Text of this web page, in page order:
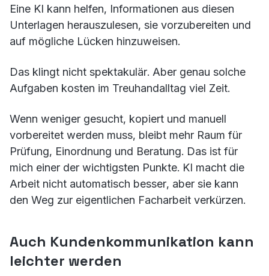
Eine KI kann helfen, Informationen aus diesen
Unterlagen herauszulesen, sie vorzubereiten und
auf mögliche Lücken hinzuweisen.
Das klingt nicht spektakulär. Aber genau solche
Aufgaben kosten im Treuhandalltag viel Zeit.
Wenn weniger gesucht, kopiert und manuell
vorbereitet werden muss, bleibt mehr Raum für
Prüfung, Einordnung und Beratung. Das ist für
mich einer der wichtigsten Punkte. KI macht die
Arbeit nicht automatisch besser, aber sie kann
den Weg zur eigentlichen Facharbeit verkürzen.
Auch Kundenkommunikation kann
leichter werden